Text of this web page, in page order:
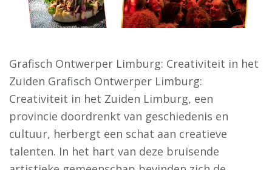
Grafisch Ontwerper Limburg: Creativiteit in het
Zuiden Grafisch Ontwerper Limburg:
Creativiteit in het Zuiden Limburg, een
provincie doordrenkt van geschiedenis en
cultuur, herbergt een schat aan creatieve
talenten. In het hart van deze bruisende